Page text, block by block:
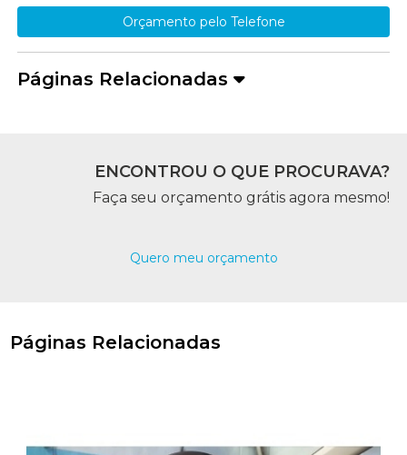
Orçamento pelo Telefone
Páginas Relacionadas
ENCONTROU O QUE PROCURAVA?
Faça seu orçamento grátis agora mesmo!
Quero meu orçamento
Páginas Relacionadas